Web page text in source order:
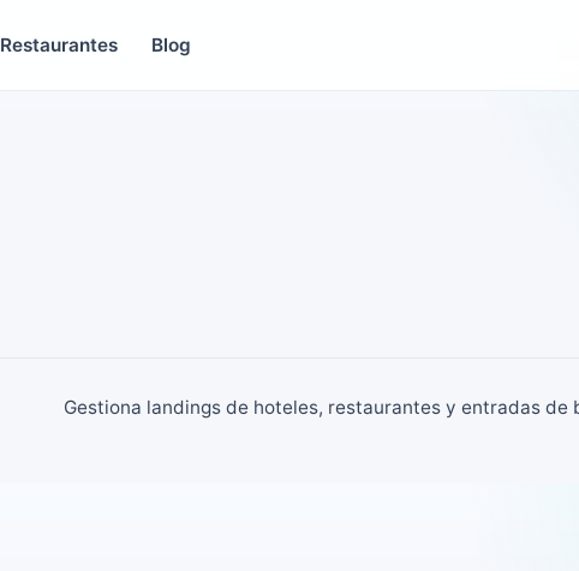
Restaurantes Blog
Gestiona landings de hoteles, restaurantes y entradas de